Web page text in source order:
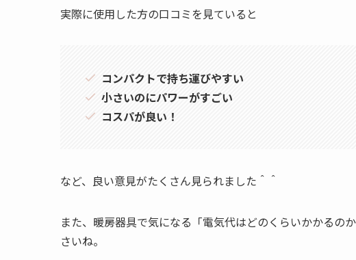
実際に使用した方の口コミを見ていると
コンパクトで持ち運びやすい
小さいのにパワーがすごい
コスパが良い！
など、良い意見がたくさん見られました＾＾
また、暖房器具で気になる「電気代はどのくらいかかるの
さいね。